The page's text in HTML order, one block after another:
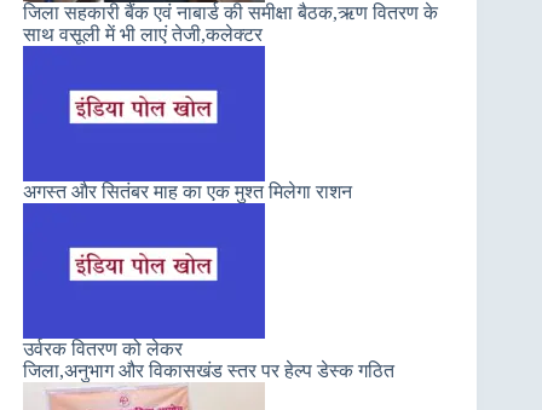
जिला सहकारी बैंक एवं नाबार्ड की समीक्षा बैठक,ऋण वितरण के
साथ वसूली में भी लाएं तेजी,कलेक्टर
अगस्त और सितंबर माह का एक मुश्त मिलेगा राशन
उर्वरक वितरण को लेकर
जिला,अनुभाग और विकासखंड स्तर पर हेल्प डेस्क गठित